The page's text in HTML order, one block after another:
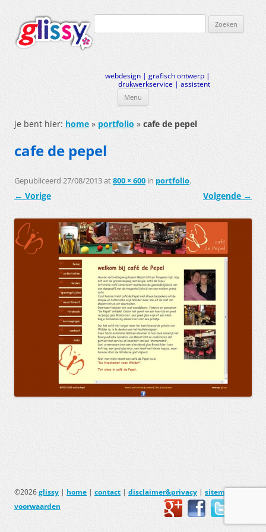
webdesign | grafisch ontwerp |
drukwerkservice | assistent
Zoeken
Menu
naar
de
je bent hier: home » portfolio » cafe de pepel
cafe de pepel
Gepubliceerd 27/08/2013at800 × 600 in portfolio.
← Vorige Volgende →
©2026glissy | home | contact | disclaimer&privacy | sitemap
voorwaarden